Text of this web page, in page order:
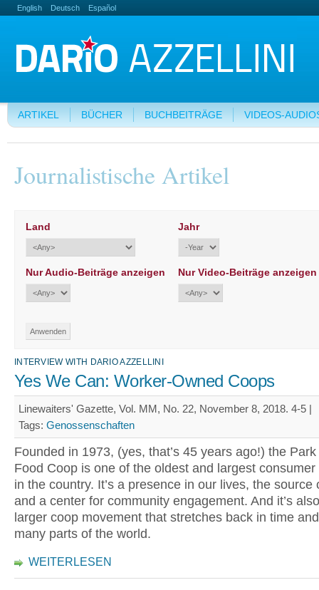
English Deutsch Español
ARTIKEL BÜCHER BUCHBEITRÄGE VIDEOS-
Journalistische Artikel
Land Jahr
Nur Audio-Beiträge anzeigen Nur Video-Beiträge anzeigen
INTERVIEW WITH DARIO AZZELLINI
Yes We Can: Worker-Owned Coops
Linewaiters' Gazette, Vol. MM, No. 22, November 8, 2018. 4-5 |
Tags: Genossenschaften
Founded in 1973, (yes, that’s 45 years ago!) the
Food Coop is one of the oldest and largest
in the country. It’s a presence in our lives, the source
and a center for community engagement. And it’s
larger coop movement that stretches back in time
many parts of the world.
WEITERLESEN